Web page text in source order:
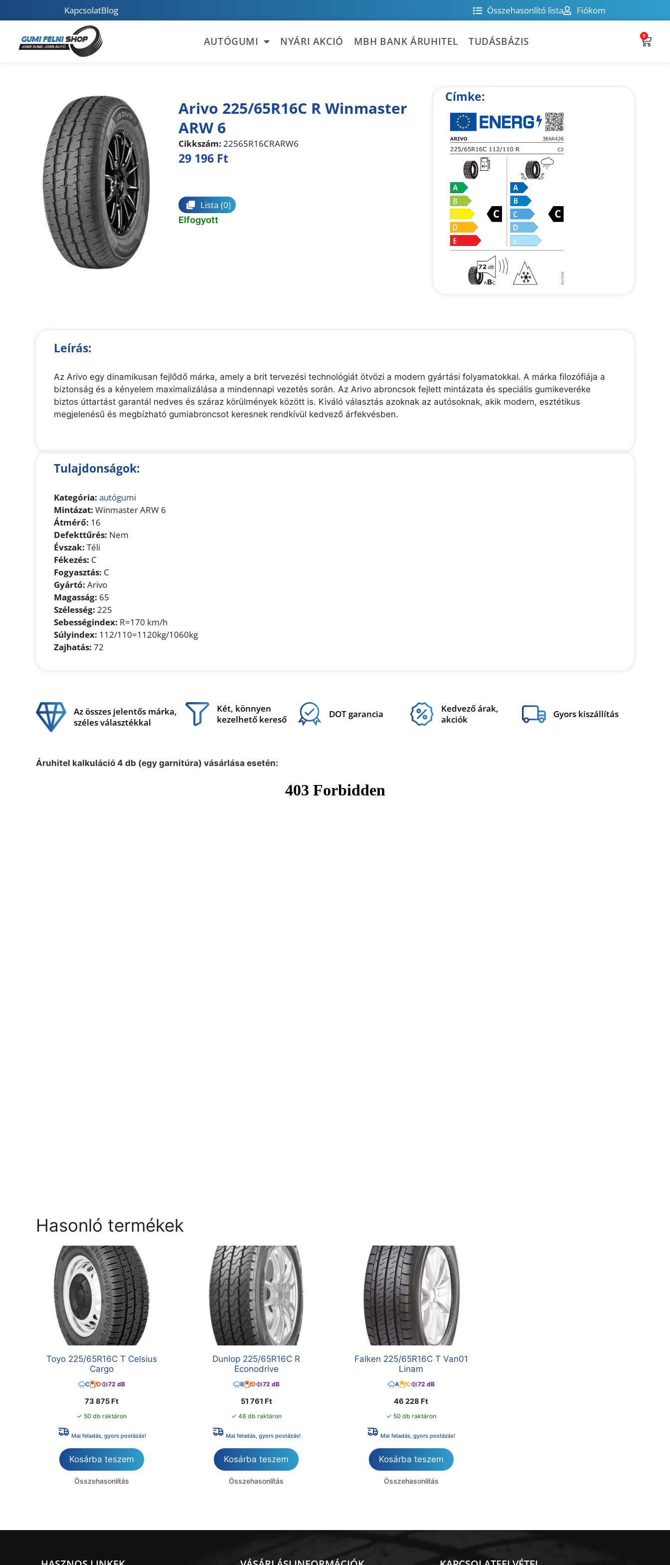
KapcsolatBlog Összehasonlító lista Fiókom
AUTÓGUMI NYÁRI AKCIÓ MBH BANK ÁRUHITEL TUDÁSBÁZIS 0
Arivo 225/65R16C R Winmaster
ARW 6
Cikkszám: 22565R16CRARW6
29 196 Ft
Lista (0)
Elfogyott
Címke:
Leírás:
Az Arivo egy dinamikusan fejlődő márka, amely a brit tervezési technológiát ötvözi a modern gyártási folyamatokkal. A márka filozófiája a
biztonság és a kényelem maximalizálása a mindennapi vezetés során. Az Arivo abroncsok fejlett mintázata és speciális gumikeveréke
biztos úttartást garantál nedves és száraz körülmények között is. Kiváló választás azoknak az autósoknak, akik modern, esztétikus
megjelenésű és megbízható gumiabroncsot keresnek rendkívül kedvező árfekvésben.
Tulajdonságok:
Kategória: autógumi
Mintázat: Winmaster ARW 6
Átmérő: 16
Defekttűrés: Nem
Évszak: Téli
Fékezés: C
Fogyasztás: C
Gyártó: Arivo
Magasság: 65
Szélesség: 225
Sebességindex: R=170 km/h
Súlyindex: 112/110=1120kg/1060kg
Zajhatás: 72
Az összes jelentős márka,
széles választékkal
Két, könnyen
kezelhető kereső
DOT garancia
Kedvező árak,
akciók
Gyors kiszállítás
Áruhitel kalkuláció 4 db (egy garnitúra) vásárlása esetén:
Hasonló termékek
Toyo 225/65R16C T Celsius
Cargo
C D 72 dB
73 875 Ft
✓ 50 db raktáron
Mai feladás, gyors postázás!
Kosárba teszem
Összehasonlítás
Dunlop 225/65R16C R
Econodrive
B D 72 dB
51 761 Ft
✓ 48 db raktáron
Mai feladás, gyors postázás!
Kosárba teszem
Összehasonlítás
Falken 225/65R16C T Van01
Linam
A C 72 dB
46 228 Ft
✓ 50 db raktáron
Mai feladás, gyors postázás!
Kosárba teszem
Összehasonlítás